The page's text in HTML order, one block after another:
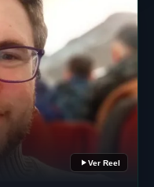
Ver Reel